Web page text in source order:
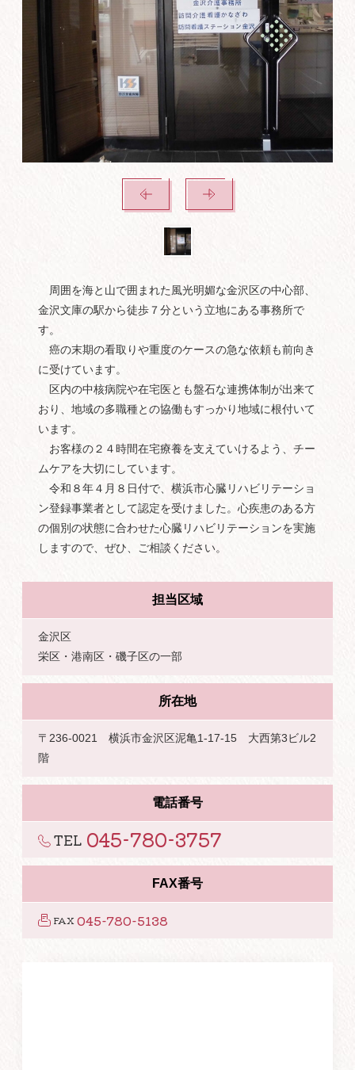
周囲を海と山で囲まれた風光明媚な金沢区の中心部、
金沢文庫の駅から徒歩７分という立地にある事務所で
す。
癌の末期の看取りや重度のケースの急な依頼も前向き
に受けています。
区内の中核病院や在宅医とも盤石な連携体制が出来て
おり、地域の多職種との協働もすっかり地域に根付いて
います。
お客様の２４時間在宅療養を支えていけるよう、チー
ムケアを大切にしています。
令和８年４月８日付で、横浜市心臓リハビリテーショ
ン登録事業者として認定を受けました。心疾患のある方
の個別の状態に合わせた心臓リハビリテーションを実施
しますので、ぜひ、ご相談ください。
担当区域
金沢区
栄区・港南区・磯子区の一部
所在地
〒236-0021 横浜市金沢区泥亀1-17-15 大西第3ビル2
階
電話番号
TEL 045-780-3757
FAX番号
FAX 045-780-5138